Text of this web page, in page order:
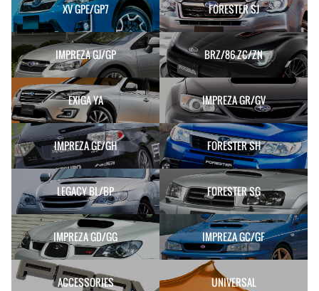
XV GPE/GP7 FORESTER SJ
IMPREZA GJ/GP BRZ/86 ZC/ZN
EXIGA YA IMPREZA GR/GV
IMPREZA GE/GH FORESTER SH
LEGACY BL/BP FORESTER SG
IMPREZA GD/GG IMPREZA GC/GF
ACCESSORIES UNIVERSAL